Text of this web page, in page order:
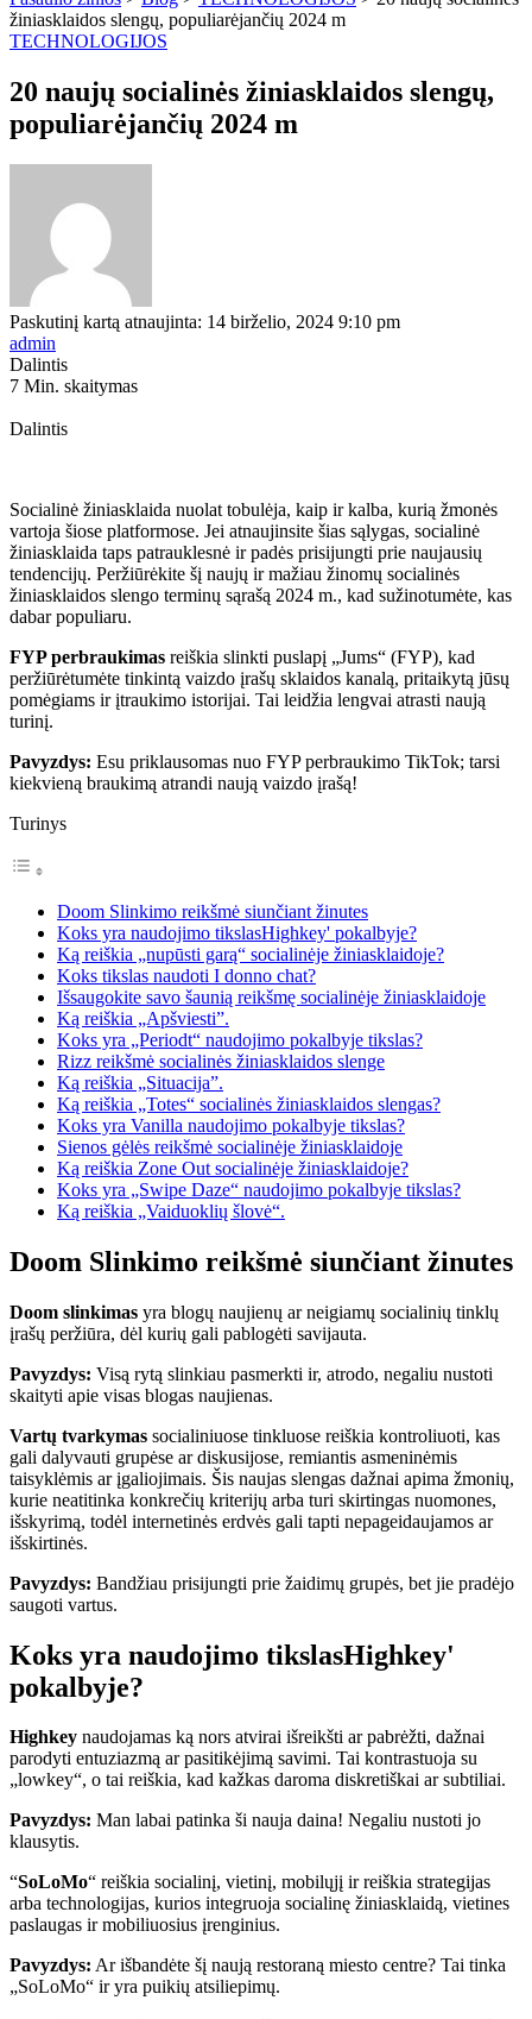
žiniasklaidos slengų, populiarėjančių 2024 m
TECHNOLOGIJOS
20 naujų socialinės žiniasklaidos slengų,
populiarėjančių 2024 m
Paskutinį kartą atnaujinta: 14 birželio, 2024 9:10 pm
admin
Dalintis
7 Min. skaitymas
Dalintis
Socialinė žiniasklaida nuolat tobulėja, kaip ir kalba, kurią žmonės
vartoja šiose platformose. Jei atnaujinsite šias sąlygas, socialinė
žiniasklaida taps patrauklesnė ir padės prisijungti prie naujausių
tendencijų. Peržiūrėkite šį naujų ir mažiau žinomų socialinės
žiniasklaidos slengo terminų sąrašą 2024 m., kad sužinotumėte, kas
dabar populiaru.
FYP perbraukimas reiškia slinkti puslapį „Jums“ (FYP), kad
peržiūrėtumėte tinkintą vaizdo įrašų sklaidos kanalą, pritaikytą jūsų
pomėgiams ir įtraukimo istorijai. Tai leidžia lengvai atrasti naują
turinį.
Pavyzdys: Esu priklausomas nuo FYP perbraukimo TikTok; tarsi
kiekvieną braukimą atrandi naują vaizdo įrašą!
Turinys
Doom Slinkimo reikšmė siunčiant žinutes
Koks yra naudojimo tikslasHighkey' pokalbyje?
Ką reiškia „nupūsti garą“ socialinėje žiniasklaidoje?
Koks tikslas naudoti I donno chat?
Išsaugokite savo šaunią reikšmę socialinėje žiniasklaidoje
Ką reiškia „Apšviesti”.
Koks yra „Periodt“ naudojimo pokalbyje tikslas?
Rizz reikšmė socialinės žiniasklaidos slenge
Ką reiškia „Situacija”.
Ką reiškia „Totes“ socialinės žiniasklaidos slengas?
Koks yra Vanilla naudojimo pokalbyje tikslas?
Sienos gėlės reikšmė socialinėje žiniasklaidoje
Ką reiškia Zone Out socialinėje žiniasklaidoje?
Koks yra „Swipe Daze“ naudojimo pokalbyje tikslas?
Ką reiškia „Vaiduoklių šlovė“.
Doom Slinkimo reikšmė siunčiant žinutes
Doom slinkimas yra blogų naujienų ar neigiamų socialinių tinklų
įrašų peržiūra, dėl kurių gali pablogėti savijauta.
Pavyzdys: Visą rytą slinkiau pasmerkti ir, atrodo, negaliu nustoti
skaityti apie visas blogas naujienas.
Vartų tvarkymas socialiniuose tinkluose reiškia kontroliuoti, kas
gali dalyvauti grupėse ar diskusijose, remiantis asmeninėmis
taisyklėmis ar įgaliojimais. Šis naujas slengas dažnai apima žmonių,
kurie neatitinka konkrečių kriterijų arba turi skirtingas nuomones,
išskyrimą, todėl internetinės erdvės gali tapti nepageidaujamos ar
išskirtinės.
Pavyzdys: Bandžiau prisijungti prie žaidimų grupės, bet jie pradėjo
saugoti vartus.
Koks yra naudojimo tikslasHighkey'
pokalbyje?
Highkey naudojamas ką nors atvirai išreikšti ar pabrėžti, dažnai
parodyti entuziazmą ar pasitikėjimą savimi. Tai kontrastuoja su
„lowkey“, o tai reiškia, kad kažkas daroma diskretiškai ar subtiliai.
Pavyzdys: Man labai patinka ši nauja daina! Negaliu nustoti jo
klausytis.
“SoLoMo“ reiškia socialinį, vietinį, mobilųjį ir reiškia strategijas
arba technologijas, kurios integruoja socialinę žiniasklaidą, vietines
paslaugas ir mobiliuosius įrenginius.
Pavyzdys: Ar išbandėte šį naują restoraną miesto centre? Tai tinka
„SoLoMo“ ir yra puikių atsiliepimų.